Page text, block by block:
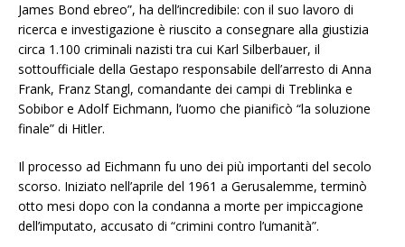
James Bond ebreo”, ha dell’incredibile: con il suo lavoro di
ricerca e investigazione è riuscito a consegnare alla giustizia
circa 1.100 criminali nazisti tra cui Karl Silberbauer, il
sottoufficiale della Gestapo responsabile dell’arresto di Anna
Frank, Franz Stangl, comandante dei campi di Treblinka e
Sobibor e Adolf Eichmann, l’uomo che pianificò “la soluzione
finale” di Hitler.
Il processo ad Eichmann fu uno dei più importanti del secolo
scorso. Iniziato nell’aprile del 1961 a Gerusalemme, terminò
otto mesi dopo con la condanna a morte per impiccagione
dell’imputato, accusato di “crimini contro l’umanità”.